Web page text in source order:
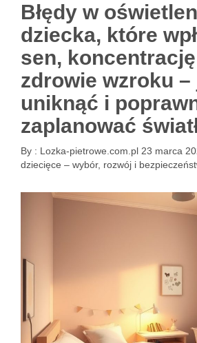
Błędy w
dziecka, które
sen,
zdrowie wzroku –
uniknąć i
zaplanować
By : Lozka-pietrowe.com.pl 23 marca
dziecięce – wybór, rozwój i